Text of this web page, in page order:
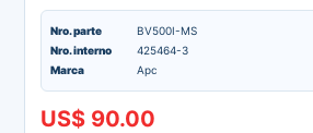
Nro. parte
BV500I-MS
Nro. interno
425464-3
Marca
Apc
US$ 90.00